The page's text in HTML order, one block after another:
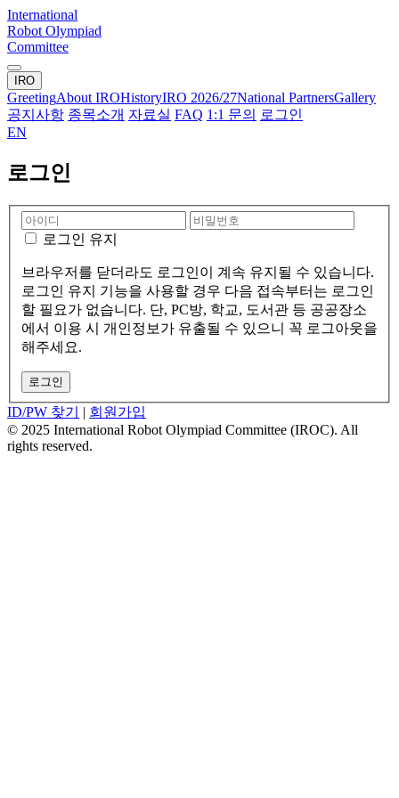
International
Robot Olympiad
Committee
IRO
GreetingAbout IROHistoryIRO 2026/27National PartnersGallery
공지사항 종목소개 자료실 FAQ 1:1 문의 로그인
EN
로그인
로그인 유지
브라우저를 닫더라도 로그인이 계속 유지될 수 있습니다.
로그인 유지 기능을 사용할 경우 다음 접속부터는 로그인
할 필요가 없습니다. 단, PC방, 학교, 도서관 등 공공장소
에서 이용 시 개인정보가 유출될 수 있으니 꼭 로그아웃을
해주세요.
ID/PW 찾기 | 회원가입
© 2025 International Robot Olympiad Committee (IROC). All
rights reserved.